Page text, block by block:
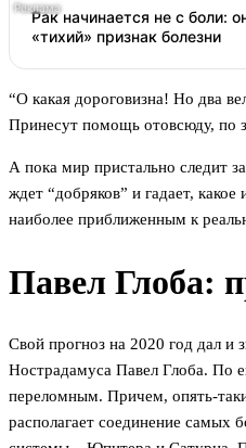
Рак начинается не с боли:
«тихий» признак болезни
“О какая дороговизна! Но два
Принесут помощь отовсюду, по
А пока мир пристально следит
ждет “добряков” и гадает, какое
наиболее приближенным к
Павел Глоба:
Свой прогноз на 2020 год дал и
Нострадамуса Павел Глоба. По
переломным. Причем, опять-
располагает соединение самых